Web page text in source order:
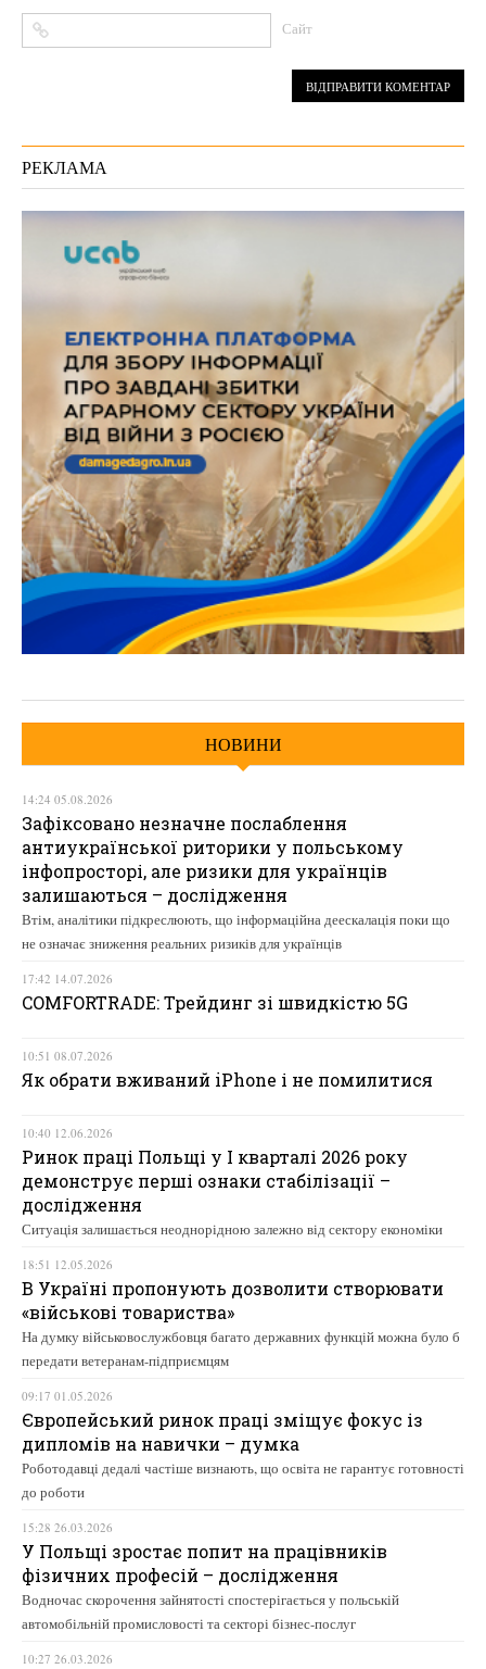
Сайт
РЕКЛАМА
НОВИНИ
14:24 05.08.2026
Зафіксовано незначне послаблення
антиукраїнської риторики у польському
інфопросторі, але ризики для українців
залишаються – дослідження
Втім, аналітики підкреслюють, що інформаційна деескалація поки що
не означає зниження реальних ризиків для українців
17:42 14.07.2026
COMFORTRADE: Трейдинг зі швидкістю 5G
10:51 08.07.2026
Як обрати вживаний iPhone і не помилитися
10:40 12.06.2026
Ринок праці Польщі у І кварталі 2026 року
демонструє перші ознаки стабілізації –
дослідження
Ситуація залишається неоднорідною залежно від сектору економіки
18:51 12.05.2026
В Україні пропонують дозволити створювати
«військові товариства»
На думку військовослужбовця багато державних функцій можна було б
передати ветеранам-підприємцям
09:17 01.05.2026
Європейський ринок праці зміщує фокус із
дипломів на навички – думка
Роботодавці дедалі частіше визнають, що освіта не гарантує готовності
до роботи
15:28 26.03.2026
У Польщі зростає попит на працівників
фізичних професій – дослідження
Водночас скорочення зайнятості спостерігається у польській
автомобільній промисловості та секторі бізнес-послуг
10:27 26.03.2026